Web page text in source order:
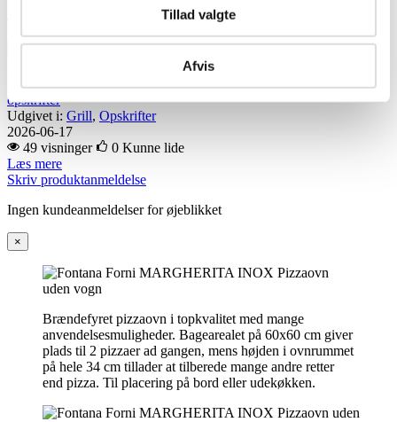
Tillad valgte
Afvis
Kunne lide
Læs mere
Fontana Forni Cook book katalog 2026 – download gratis italienske
opskrifter
Udgivet i: Grill, Opskrifter
2026-06-17
49 visninger
0 Kunne lide
Læs mere
Skriv produktanmeldelse
Ingen kundeanmeldelser for øjeblikket
×
Brændefyret pizzaovn i topkvalitet med mange
anvendelsesmuligheder. Bagearealet på 60x60 cm giver
plads til 2 pizzaer ad gangen, mens højden i ovnrummet
på hele 34 cm tillader at tilberede mange andre retter
end pizza. Til placering på bord eller udekøkken.